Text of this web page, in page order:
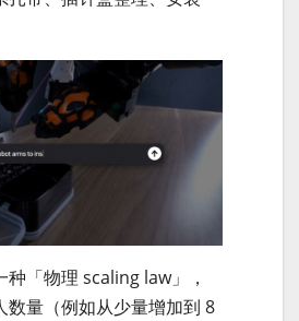
种「物理 scaling law」，
数量（例如从少量增加到 8